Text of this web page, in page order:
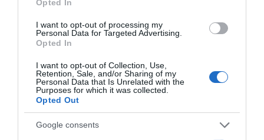
Opted In
I want to opt-out of processing my
Personal Data for Targeted Advertising.
Opted In
I want to opt-out of Collection, Use,
Retention, Sale, and/or Sharing of my
Personal Data that Is Unrelated with the
Purposes for which it was collected.
Opted Out
Google consents